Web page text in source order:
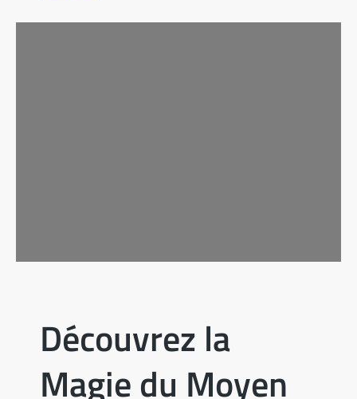
Découvrez la
Magie du Moyen